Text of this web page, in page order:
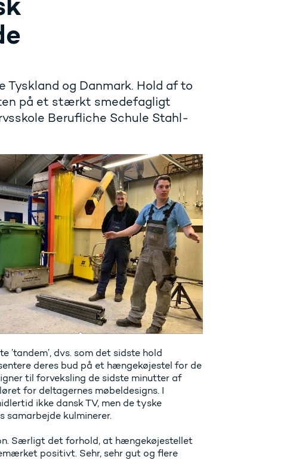
Tyskland og Danmark. Hold af to
på et stærkt smedefagligt
Berufliche Schule Stahl-
’tandem’, dvs. som det sidste hold
deres bud på et hængekøjestel for de
til forveksling de sidste minutter af
for deltagernes møbeldesigns. I
ikke dansk TV, men de tyske
samarbejde kulminerer.
Særligt det forhold, at hængekøjestellet
positivt. Sehr, sehr gut og flere